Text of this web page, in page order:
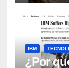
IBM
¿Por